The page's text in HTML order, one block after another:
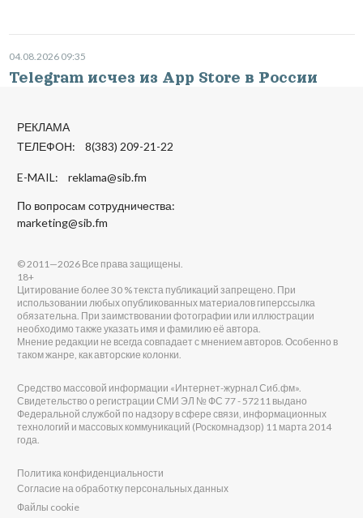
04.08.2026 09:35
Telegram исчез из App Store в России
РЕКЛАМА
ТЕЛЕФОН: 8(383) 209-21-22
E-MAIL: reklama@sib.fm
По вопросам сотрудничества:
marketing@sib.fm
© 2011—2026 Все права защищены.
18+
Цитирование более 30 % текста публикаций запрещено. При
использовании любых опубликованных материалов гиперссылка
обязательна. При заимствовании фотографии или иллюстрации
необходимо также указать имя и фамилию её автора.
Мнение редакции не всегда совпадает с мнением авторов. Особенно в
таком жанре, как авторские колонки.
Средство массовой информации «Интернет-журнал Сиб.фм».
Свидетельство о регистрации СМИ ЭЛ № ФС 77 - 57211 выдано
Федеральной службой по надзору в сфере связи, информационных
технологий и массовых коммуникаций (Роскомнадзор) 11 марта 2014
года.
Политика конфиденциальности
Согласие на обработку персональных данных
Файлы cookie